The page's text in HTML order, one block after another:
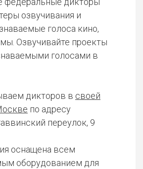
озвучивания и
голоса кино,
Озвучивайте проекты
голосами в
дикторов в своей
по адресу
переулок, 9
оснащена всем
оборудованием для